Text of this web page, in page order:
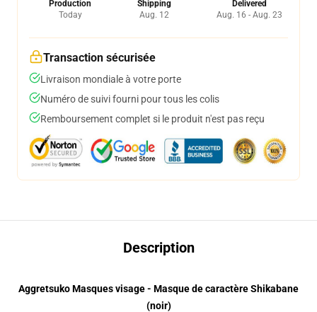
Production
Today
Shipping
Aug. 12
Delivered
Aug. 16 - Aug. 23
Transaction sécurisée
Livraison mondiale à votre porte
Numéro de suivi fourni pour tous les colis
Remboursement complet si le produit n'est pas reçu
Description
Aggretsuko Masques visage - Masque de caractère Shikabane
(noir)